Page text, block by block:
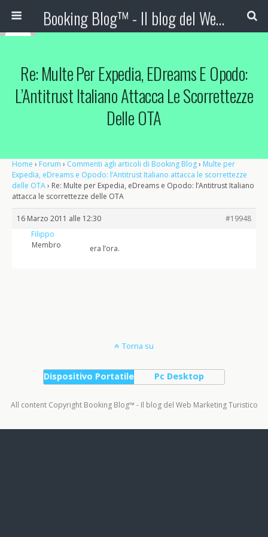
Booking Blog™ - Il blog del Web Marketing Turistico
Re: Multe Per Expedia, EDreams E Opodo:
L’Antitrust Italiano Attacca Le Scorrettezze
Delle OTA
Home › Forum › Commenti agli articoli di Booking Blog› Multe per
Expedia, eDreams e Opodo: l’Antitrust Italiano attacca le scorrettezze
delle OTA› Re: Multe per Expedia, eDreams e Opodo: l’Antitrust Italiano
attacca le scorrettezze delle OTA
16 Marzo 2011 alle 12:30
#19948
Filippo
Membro
era l’ora.
Torna su
Dispositivo Portatile Pc Desktop
All content Copyright Booking Blog™ - Il blog del Web Marketing Turistico